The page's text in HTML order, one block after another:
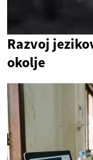
Razvoj
okolje